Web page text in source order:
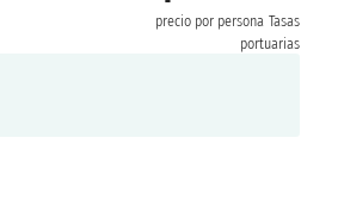
precio por persona Tasas
portuarias